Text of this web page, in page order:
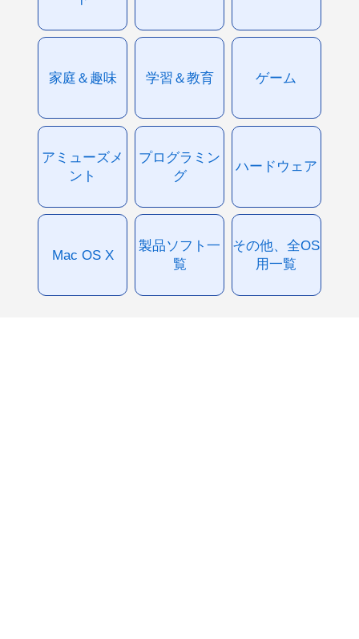
家庭＆趣味 学習＆教育 ゲーム
アミューズメ
ント
プログラミン
グ
ハードウェア
Mac OS X
製品ソフト一
覧
その他、全OS
用一覧